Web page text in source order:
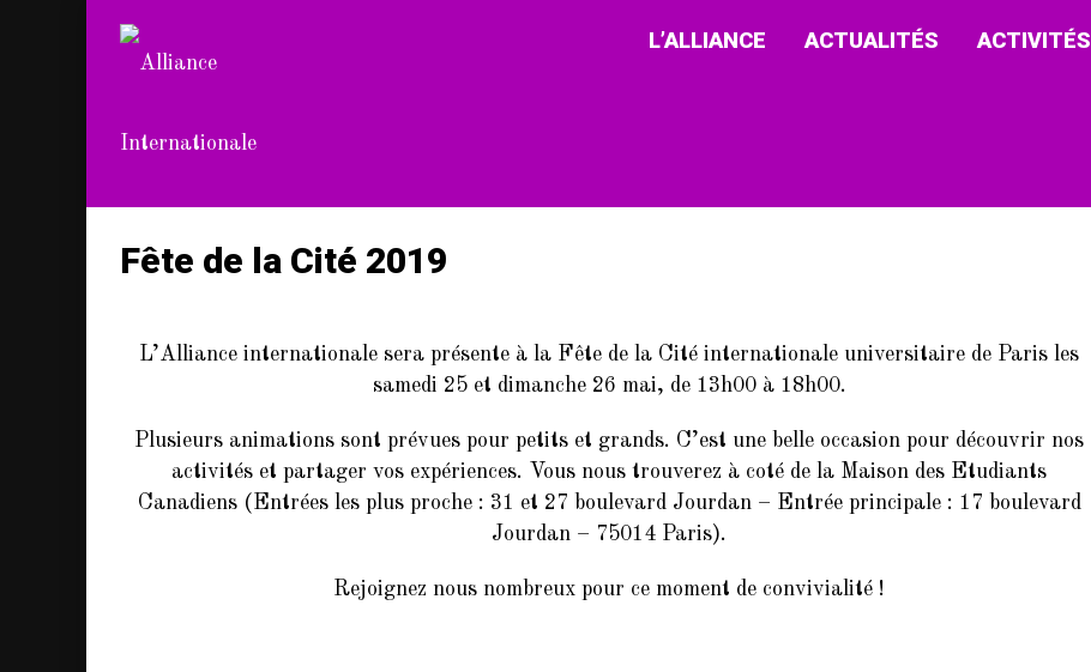
L’ALLIANCE ACTUALITÉS ACTIVITÉS
Fête de la Cité 2019
L’Alliance internationale sera présente à la Fête de la Cité internationale universitaire de Paris les
samedi 25 et dimanche 26 mai, de 13h00 à 18h00.
Plusieurs animations sont prévues pour petits et grands. C’est une belle occasion pour découvrir nos
activités et partager vos expériences. Vous nous trouverez à coté de la Maison des Etudiants
Canadiens (Entrées les plus proche : 31 et 27 boulevard Jourdan – Entrée principale : 17 boulevard
Jourdan – 75014 Paris).
Rejoignez nous nombreux pour ce moment de convivialité !